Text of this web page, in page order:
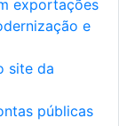
exportações
e
site da
públicas